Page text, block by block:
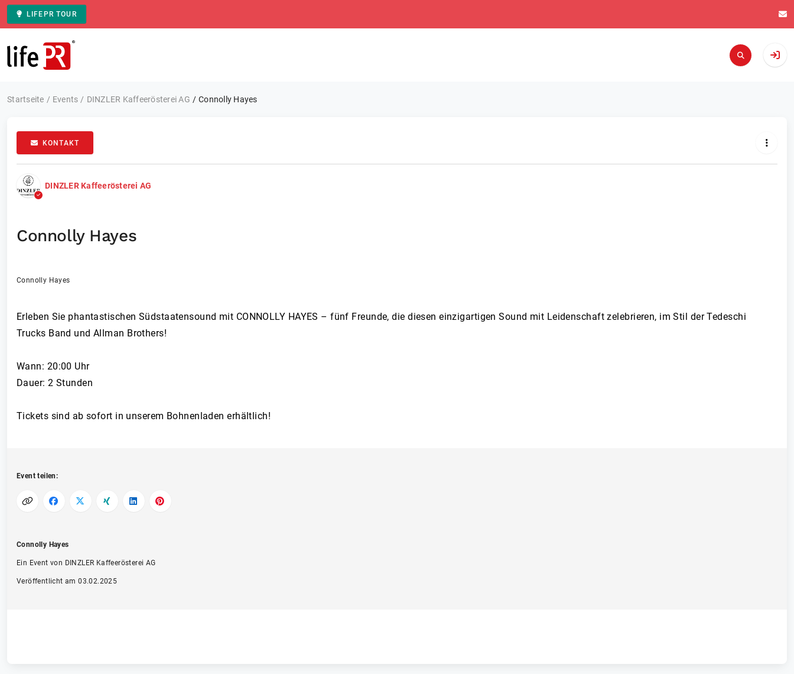
LIFEPR TOUR
Zur Startseite
Startseite Events DINZLER Kaffeerösterei AG Connolly Hayes
KONTAKT
DINZLER Kaffeerösterei AG
Connolly Hayes
Connolly Hayes
Erleben Sie phantastischen Südstaatensound mit CONNOLLY HAYES – fünf Freunde, die diesen einzigartigen Sound mit Leidenschaft zelebrieren, im Stil der Tedeschi
Trucks Band und Allman Brothers!
Wann: 20:00 Uhr
Dauer: 2 Stunden
Tickets sind ab sofort in unserem Bohnenladen erhältlich!
Event teilen:
Connolly Hayes
Ein Event von DINZLER Kaffeerösterei AG
Veröffentlicht am 03.02.2025